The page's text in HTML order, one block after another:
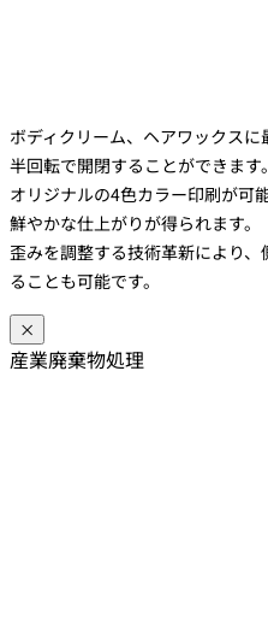
ボディクリーム、ヘアワックス
半回転で開閉することができます。
オリジナルの4色カラー印刷が可
鮮やかな仕上がりが得られます。
歪みを調整する技術革新により
ることも可能です。
×
産業廃棄物処理